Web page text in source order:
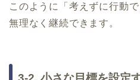
このように「考えずに行動
無理なく継続できます。